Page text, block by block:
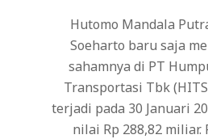
Hutomo Mandala
Soeharto baru saja
sahamnya di PT
Transportasi Tbk
terjadi pada 30 Januari
nilai Rp 288,82 miliar.